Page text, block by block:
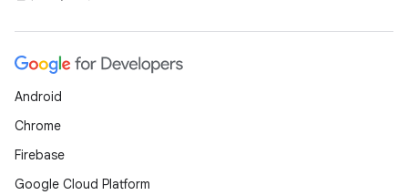
Android
Chrome
Firebase
Google Cloud Platform